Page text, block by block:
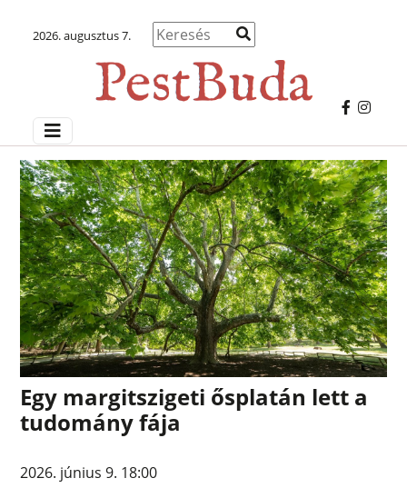
2026. augusztus 7.
Egy margitszigeti ősplatán lett a
tudomány fája
2026. június 9. 18:00